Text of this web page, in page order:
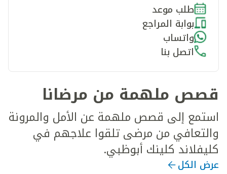
طلب موعد
بوابة المراجع
واتساب
اتصل بنا
قصص ملهمة من مرضانا
استمع إلى قصص ملهمة عن الأمل والمرونة
والتعافي من مرضى تلقوا علاجهم في
كليفلاند كلينك أبوظبي.
عرض الكل